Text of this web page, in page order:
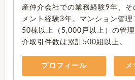
産仲介会社での業務経験9年、
メント経験3年。マンション管
50棟以上（5,000戸以上）の管
介取引件数は累計500組以上。
プロフィール